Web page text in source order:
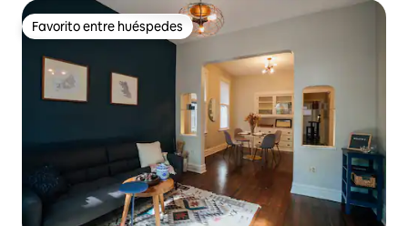
Favorito entre huéspedes
Favorito entre huéspedes